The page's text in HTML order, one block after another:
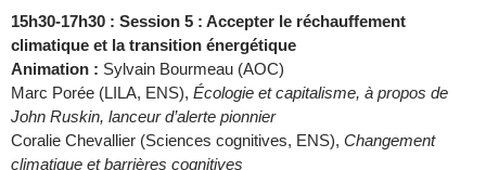
15h30-17h30 : Session 5 : Accepter le réchauffement
climatique et la transition énergétique
Animation : Sylvain Bourmeau (AOC)
Marc Porée (LILA, ENS), Écologie et capitalisme, à propos de
John Ruskin, lanceur d’alerte pionnier
Coralie Chevallier (Sciences cognitives, ENS), Changement
climatique et barrières cognitives